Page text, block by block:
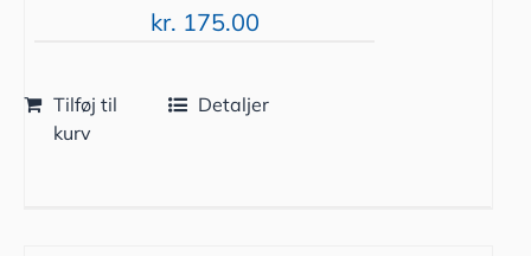
kr. 175.00
Tilføj til
kurv
Detaljer